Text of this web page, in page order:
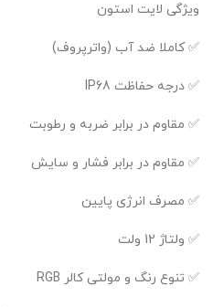
ویژگی لایت استون
✅ کاملا ضد آب (واترپروف)
✅ درجه حفاظت IP68
✅ مقاوم در برابر ضربه و رطوبت
✅ مقاوم در برابر فشار و سایش
✅ مصرف انرژی پایین
✅ ولتاژ 12 ولت
✅ تنوع رنگ و مولتی کالر RGB